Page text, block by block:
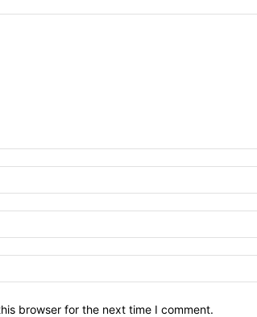
browser for the next time I comment.